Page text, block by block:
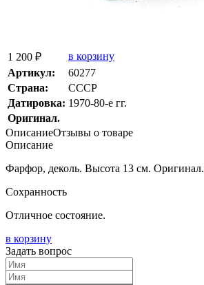
1 200 ₽
в корзину
Артикул:
60277
Страна:
СССР
Датировка: 1970-80-е гг.
Оригинал.
ОписаниеОтзывы о товаре
Описание
Фарфор, деколь. Высота 13 см. Оригинал.
Сохранность
Отличное состояние.
в корзину
Задать вопрос